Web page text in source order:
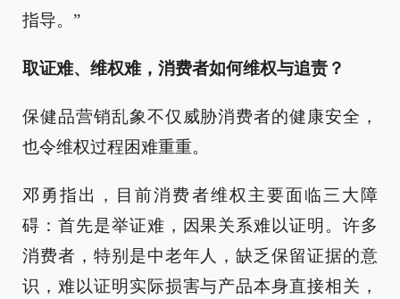
指导。”
取证难、维权难，消费者如何维权与追责？
保健品营销乱象不仅威胁消费者的健康安全，
也令维权过程困难重重。
邓勇指出，目前消费者维权主要面临三大障
碍：首先是举证难，因果关系难以证明。许多
消费者，特别是中老年人，缺乏保留证据的意
识，难以证明实际损害与产品本身直接相关，